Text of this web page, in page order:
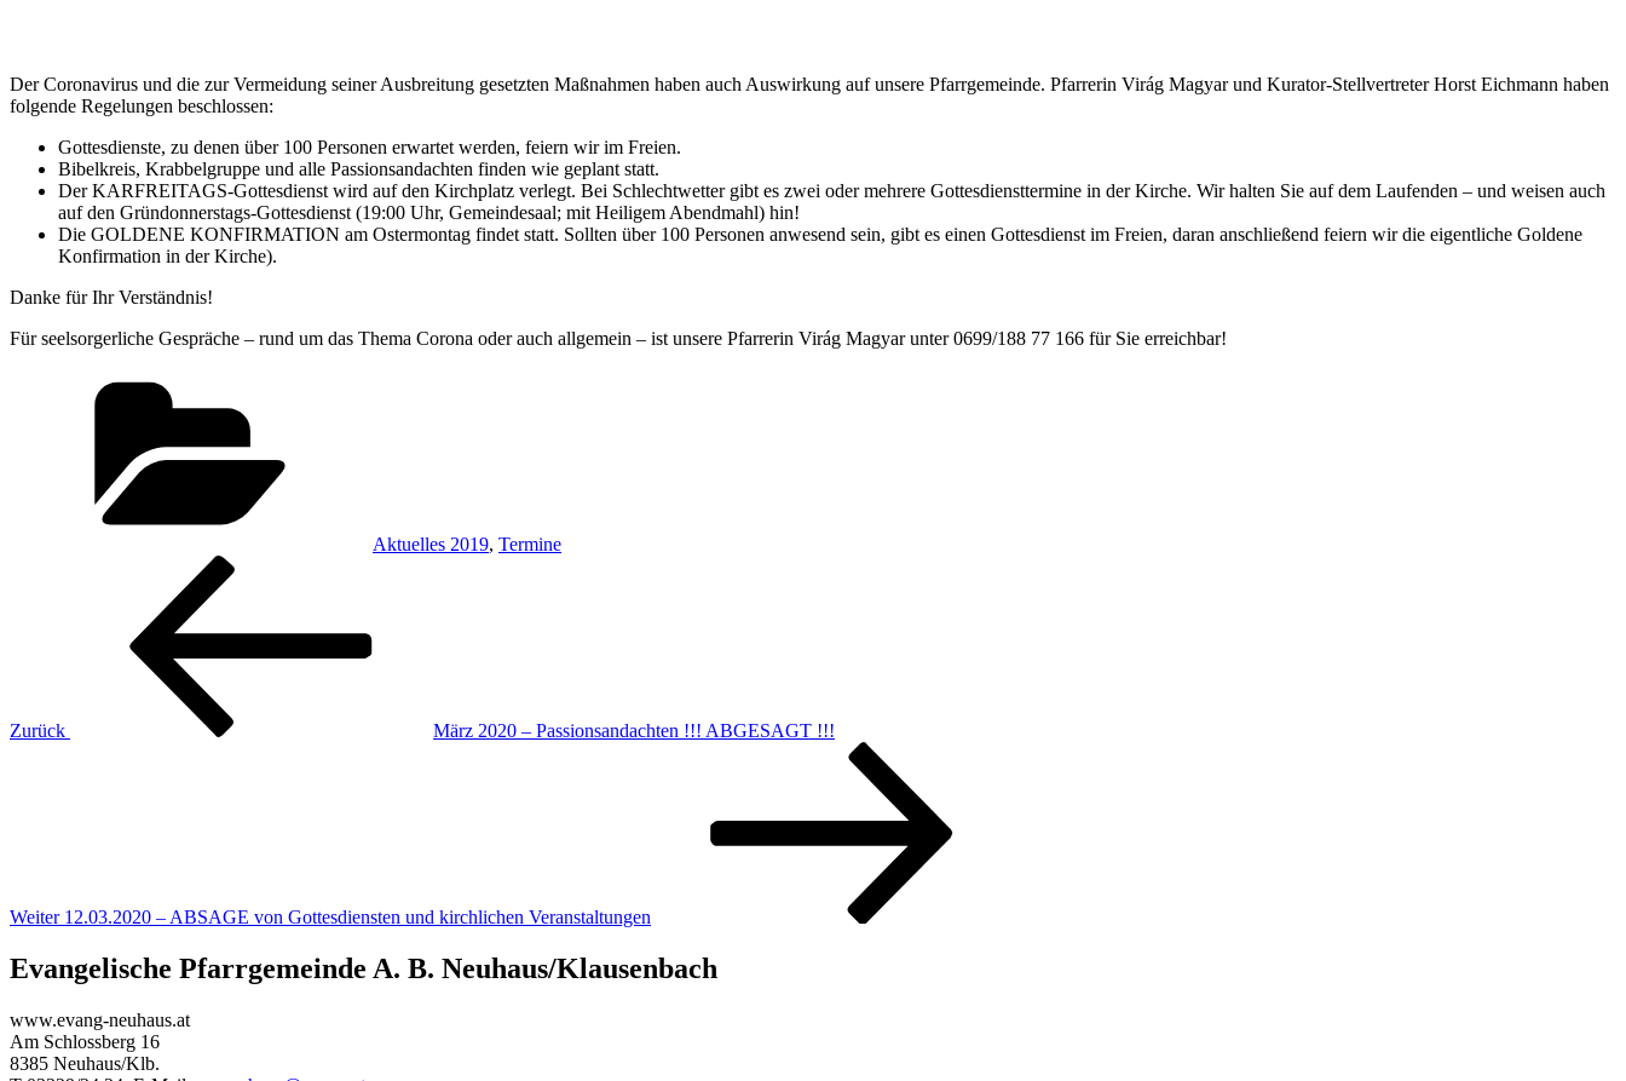
Der Coronavirus und die zur Vermeidung seiner Ausbreitung gesetzten Maßnahmen haben auch Auswirkung auf unsere Pfarrgemeinde. Pfarrerin Virág Magyar und Kurator-Stellvertreter Horst Eichmann haben
folgende Regelungen beschlossen:
Gottesdienste, zu denen über 100 Personen erwartet werden, feiern wir im Freien.
Bibelkreis, Krabbelgruppe und alle Passionsandachten finden wie geplant statt.
Der KARFREITAGS-Gottesdienst wird auf den Kirchplatz verlegt. Bei Schlechtwetter gibt es zwei oder mehrere Gottesdiensttermine in der Kirche. Wir halten Sie auf dem Laufenden – und weisen auch
auf den Gründonnerstags-Gottesdienst (19:00 Uhr, Gemeindesaal; mit Heiligem Abendmahl) hin!
Die GOLDENE KONFIRMATION am Ostermontag findet statt. Sollten über 100 Personen anwesend sein, gibt es einen Gottesdienst im Freien, daran anschließend feiern wir die eigentliche Goldene
Konfirmation in der Kirche).
Danke für Ihr Verständnis!
Für seelsorgerliche Gespräche – rund um das Thema Corona oder auch allgemein – ist unsere Pfarrerin Virág Magyar unter 0699/188 77 166 für Sie erreichbar!
Aktuelles 2019, Termine
Beitragsnavigation
Zurück
März 2020 – Passionsandachten !!! ABGESAGT !!!
Weiter 12.03.2020 – ABSAGE von Gottesdiensten und kirchlichen Veranstaltungen
Evangelische Pfarrgemeinde A. B. Neuhaus/Klausenbach
www.evang-neuhaus.at
Am Schlossberg 16
8385 Neuhaus/Klb.